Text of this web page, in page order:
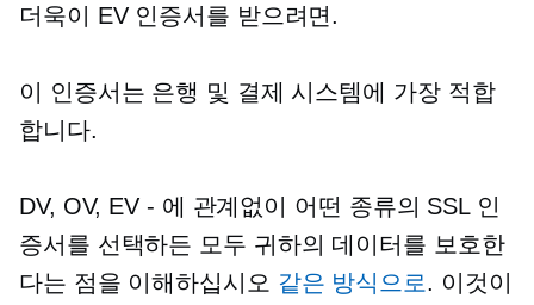
더욱이 EV 인증서를 받으려면.
이 인증서는 은행 및 결제 시스템에 가장 적합
합니다.
DV, OV, EV - 에 관계없이 어떤 종류의 SSL 인
증서를 선택하든 모두 귀하의 데이터를 보호한
다는 점을 이해하십시오 같은 방식으로. 이것이